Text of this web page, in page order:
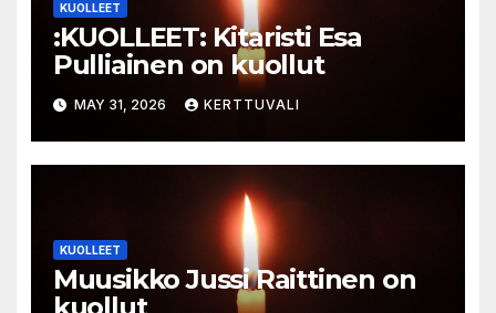
KUOLLEET
:KUOLLEET: Kitaristi Esa
Pulliainen on kuollut
MAY 31, 2026 KERTTUVALI
KUOLLEET
Muusikko Jussi Raittinen on
kuollut